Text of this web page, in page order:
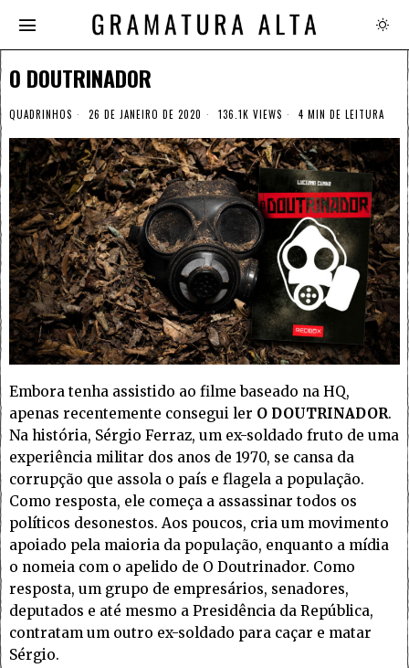
O DOUTRINADOR
QUADRINHOS 26 DE JANEIRO DE 2020 136.1K VIEWS 4 MIN DE LEITURA
Embora tenha assistido ao filme baseado na HQ,
apenas recentemente consegui ler O DOUTRINADOR.
Na história, Sérgio Ferraz, um ex-soldado fruto de uma
experiência militar dos anos de 1970, se cansa da
corrupção que assola o país e flagela a população.
Como resposta, ele começa a assassinar todos os
políticos desonestos. Aos poucos, cria um movimento
apoiado pela maioria da população, enquanto a mídia
o nomeia com o apelido de O Doutrinador. Como
resposta, um grupo de empresários, senadores,
deputados e até mesmo a Presidência da República,
contratam um outro ex-soldado para caçar e matar
Sérgio.